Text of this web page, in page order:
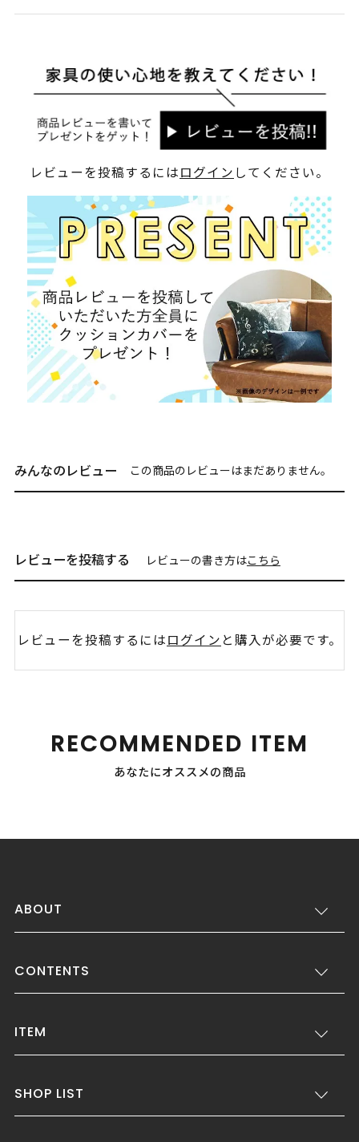
レビューを投稿するにはログイン してください。
みんなのレビュー この商品のレビューはまだありません。
レビューを投稿する レビューの書き方はこちら
レビューを投稿するにはログイン と購入が必要です。
RECOMMENDED ITEM
あなたにオススメの商品
ABOUT
CONTENTS
ITEM
SHOP LIST